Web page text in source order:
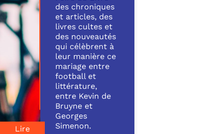
Lire
des chroniques
et articles, des
livres cultes et
des nouveautés
qui célèbrent à
leur manière ce
mariage entre
football et
littérature,
entre Kevin de
Bruyne et
Georges
Simenon.